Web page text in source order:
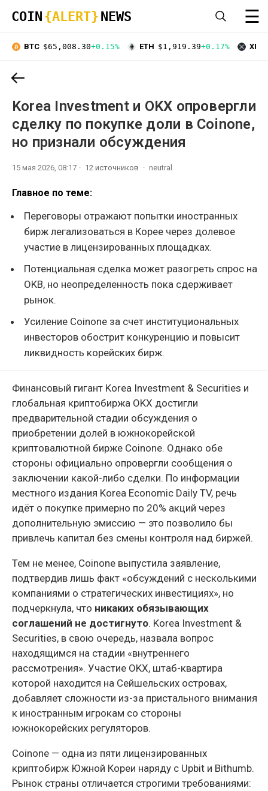
COIN {ALERT} NEWS ☰
BTC $65,008.30+0.15% ETH $1,919.39+0.17% XRP
Korea Investment и OKX опровергли
сделку по покупке доли в Coinone,
но признали обсуждения
15 мая 2026, 08:17 12 источников neutral
Главное по теме:
Переговоры отражают попытки иностранных
бирж легализоваться в Корее через долевое
участие в лицензированных площадках.
Потенциальная сделка может разогреть спрос на
OKB, но неопределенность пока сдерживает
рынок.
Усиление Coinone за счет институциональных
инвесторов обострит конкуренцию и повысит
ликвидность корейских бирж.
Финансовый гигант Korea Investment & Securities и
глобальная криптобиржа OKX достигли
предварительной стадии обсуждения о
приобретении долей в южнокорейской
криптовалютной бирже Coinone. Однако обе
стороны официально опровергли сообщения о
заключении какой-либо сделки. По информации
местного издания Korea Economic Daily TV, речь
идёт о покупке примерно по 20% акций через
дополнительную эмиссию — это позволило бы
привлечь капитал без смены контроля над биржей.
Тем не менее, Coinone выпустила заявление,
подтвердив лишь факт «обсуждений с несколькими
компаниями о стратегических инвестициях», но
подчеркнула, что никаких обязывающих
соглашений не достигнуто. Korea Investment &
Securities, в свою очередь, назвала вопрос
находящимся на стадии «внутреннего
рассмотрения». Участие OKX, штаб-квартира
которой находится на Сейшельских островах,
добавляет сложности из-за пристального внимания
к иностранным игрокам со стороны
южнокорейских регуляторов.
Coinone — одна из пяти лицензированных
криптобирж Южной Кореи наряду с Upbit и Bithumb.
Рынок страны отличается строгими требованиями: